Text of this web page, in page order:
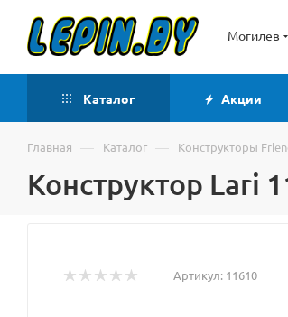
Могилев
Каталог Акции
Главная — Каталог — Конструкторы
Конструктор Lari
Артикул: 11610